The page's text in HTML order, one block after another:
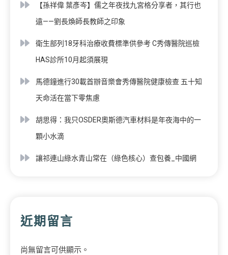
【孫祥偉 葉彥岑】儒之年夜找九宮格分享者，其行也
遠——劉長煥師長教師之印象
衛生部列18牙科治療收費標準供參考 C秀傳醫院巡檢
HAS診所10月起須展現
馬德鐘進行30載首辦音樂會秀傳醫院健康檢查 五十知
天命活在當下零焦慮
胡思得：我只OSDER奧斯德汽車材料是年夜海中的一
顆小水滴
讓祁連山綠水青山常在（綠色核心）查包養_中國網
近期留言
尚無留言可供顯示。